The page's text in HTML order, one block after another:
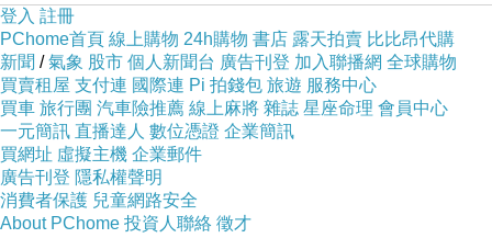
直接坐下去了
因為它太低了
你要不要一邊撈一邊傳授撈魚的秘訣
秘技
登入 註冊
PChome首頁 線上購物 24h購物 書店 露天拍賣 比比昂代購
新聞 /氣象 股市 個人新聞台 廣告刊登 加入聯播網 全球購物
買賣租屋 支付連 國際連 Pi 拍錢包 旅遊 服務中心
買車 旅行團 汽車險推薦 線上麻將 雜誌 星座命理 會員中心
一元簡訊 直播達人 數位憑證 企業簡訊
買網址 虛擬主機 企業郵件
廣告刊登 隱私權聲明
消費者保護 兒童網路安全
About PChome 投資人聯絡 徵才